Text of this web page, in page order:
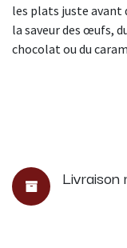
les plats juste avant
la saveur des œufs,
chocolat ou du
Livraison